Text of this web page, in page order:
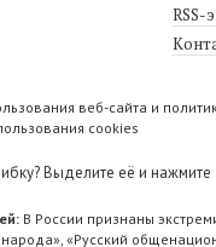
RSS-
веб-сайта и
cookies
Выделите её и нажмите
В России признаны
«Русский